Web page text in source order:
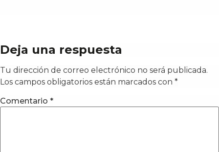
Deja una respuesta
Tu dirección de correo electrónico no será publicada.
Los campos obligatorios están marcados con *
Comentario *